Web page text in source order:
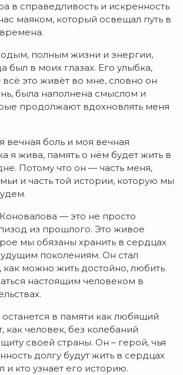
в справедливость и искренность
маяком, который освещал путь в
полным жизни и энергии,
был в моих глазах. Его улыбка,
это живёт во мне, словно он
была наполнена смыслом и
продолжают вдохновлять меня
боль и моя вечная
я жива, память о нём будет жить в
Потому что он — часть меня,
и часть той истории, которую мы
— это не просто
из прошлого. Это живое
мы обязаны хранить в сердцах
поколениям. Он стал
как можно жить достойно, любить
настоящим человеком в
в памяти как любящий
как человек, без колебаний
своей страны. Он – герой, чья
долгу будут жить в сердцах
и кто узнает его историю.